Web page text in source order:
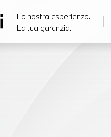
La nostra esperienza.
La tua garanzia.